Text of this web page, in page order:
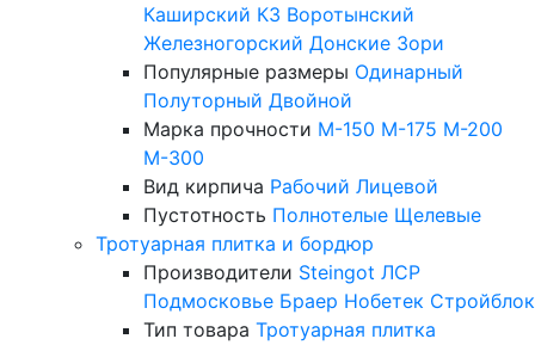
Каширский КЗ Воротынский
Железногорский Донские Зори
Популярные размеры Одинарный
Полуторный Двойной
Марка прочности М-150 М-175 М-200
М-300
Вид кирпича Рабочий Лицевой
Пустотность Полнотелые Щелевые
Тротуарная плитка и бордюр
Производители Steingot ЛСР
Подмосковье Браер Нобетек Стройблок
Тип товара Тротуарная плитка